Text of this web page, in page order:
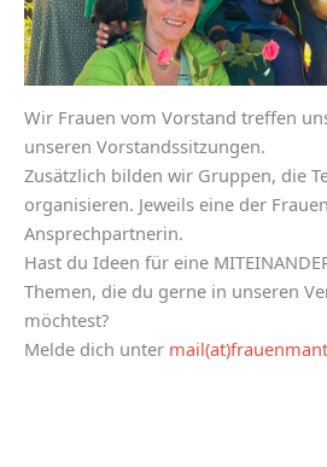
Wir Frauen vom Vorstand treffen
unseren Vorstandssitzungen.
Zusätzlich bilden wir Gruppen, die
organisieren. Jeweils eine der
Ansprechpartnerin.
Hast du Ideen für eine
Themen, die du gerne in unseren
möchtest?
Melde dich unter